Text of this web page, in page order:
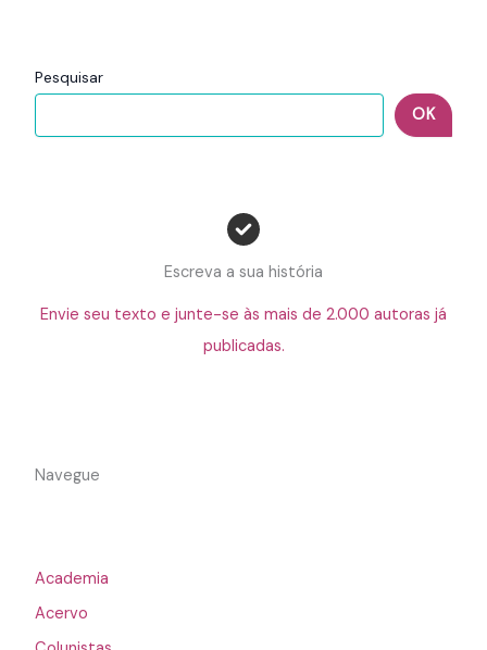
Pesquisar
OK
Escreva a sua história
Envie seu texto e junte-se às mais de 2.000 autoras já
publicadas.
Navegue
Academia
Acervo